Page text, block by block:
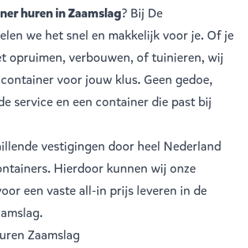
huren in Zaamslag? Bij De
we het snel en makkelijk voor je. Of je
opruimen, verbouwen, of tuinieren, wij
voor jouw klus. Geen gedoe,
service en een container die past bij
vestigingen door heel Nederland
Hierdoor kunnen wij onze
een vaste all-in prijs leveren in de
Zaamslag